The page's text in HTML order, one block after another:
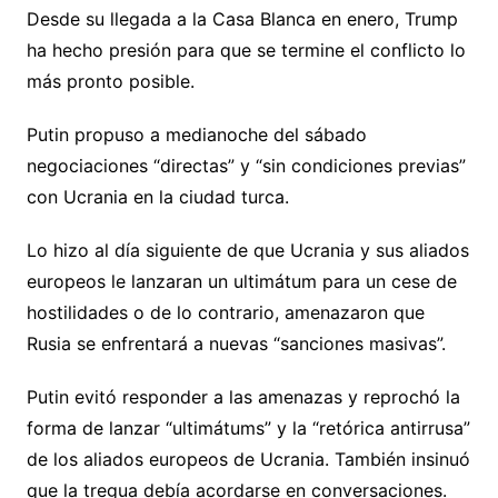
Desde su llegada a la Casa Blanca en enero, Trump
ha hecho presión para que se termine el conflicto lo
más pronto posible.
Putin propuso a medianoche del sábado
negociaciones “directas” y “sin condiciones previas”
con Ucrania en la ciudad turca.
Lo hizo al día siguiente de que Ucrania y sus aliados
europeos le lanzaran un ultimátum para un cese de
hostilidades o de lo contrario, amenazaron que
Rusia se enfrentará a nuevas “sanciones masivas”.
Putin evitó responder a las amenazas y reprochó la
forma de lanzar “ultimátums” y la “retórica antirrusa”
de los aliados europeos de Ucrania. También insinuó
que la tregua debía acordarse en conversaciones.